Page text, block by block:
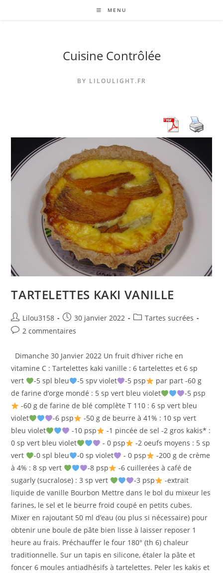
MENU
Cuisine Contrôlée
BY LILOULIGHT.FR
TARTELETTES KAKI VANILLE
Auteur/autrice
de
Lilou3158
Publication
publiée :
30 janvier 2022
PostTartes sucrées
Commentaires
la
2 commentaires
Dimanche 30 Janvier 2022 Un fruit d’hiver riche en
vitamine C : Tartelettes kaki vanille : 6 tartelettes et 6 sp
vert
-5 spl bleu -5 spv violet -5 psp
par part -60 g
de farine d’orge mondé : 5 sp vert bleu violet
-5 psp
-60 g de farine de blé complète T 110 : 6 sp vert bleu
violet
-6 psp
-50 g de beurre à 41% : 10 sp vert
bleu violet
-10 psp
-1 pincée de sel -2 gros kakis* :
0 sp vert bleu violet
- 0 psp
-2 oeufs moyens : 5 sp
vert
-0 spl bleu -0 sp violet - 0 psp
-200 g de crème
à 4% : 8 sp vert
-8 psp
-6 cuillerées à café de
sugarly (sucralose) : 3 sp vert
-3 psp
-extrait
liquide de vanille Bourbon Mettre dans le bol du mixeur les
farines, le sel et le beurre froid coupé en petits cubes.
Mixer en rajoutant 50 ml d’eau (ou plus si nécessaire) pour
obtenir une boule de pâte bien lisse à laisser reposer 1
heure au frais. Préchauffer le four 180° (th 6) chaleur
traditionnelle. Sur un tapis en silicone, étaler la pâte et
foncer 6 moules antiadhésifs à tartelettes. Peler les kakis et